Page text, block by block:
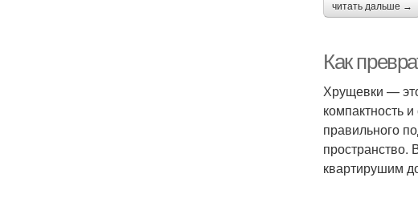
читать дальше →
Как
Хрущевки —
компактность
правильного
пространство.
квартирушим